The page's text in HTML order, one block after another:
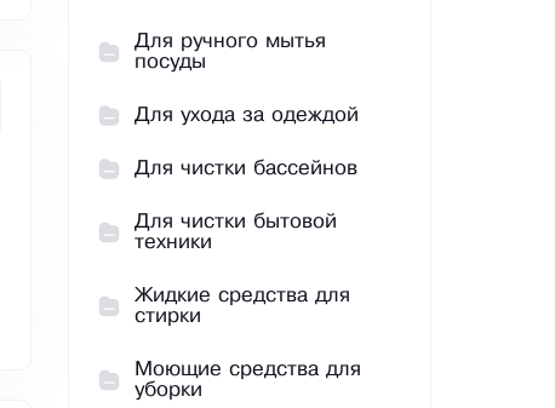
Для ручного мытья
посуды
Для ухода за одеждой
Для чистки бассейнов
Для чистки бытовой
техники
Жидкие средства для
стирки
Моющие средства для
уборки